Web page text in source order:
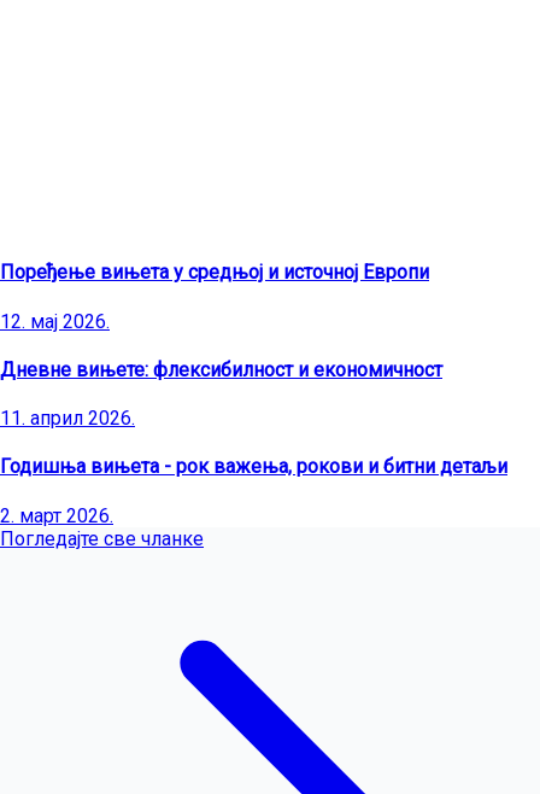
Поређење вињета у средњој и источној Европи
12. мај 2026.
Дневне вињете: флексибилност и економичност
11. април 2026.
Годишња вињета - рок важења, рокови и битни детаљи
2. март 2026.
Погледајте све чланке